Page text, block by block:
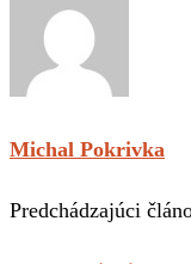
Michal Pokrivka
Predchádzajúci